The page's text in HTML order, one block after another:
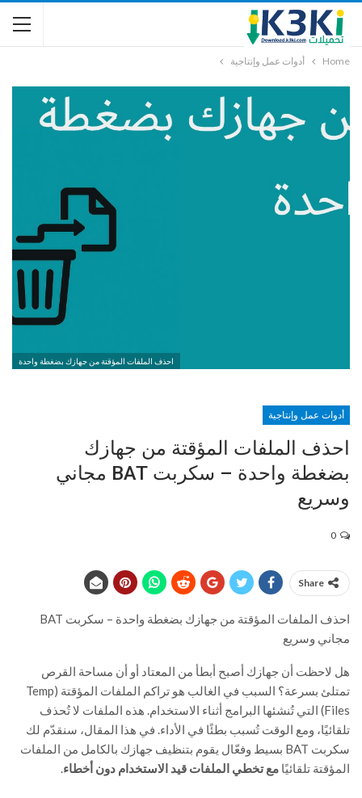
Home أدوات عمل وإنتاجية
احذف الملفات المؤقتة من جهازك بضغطة واحدة
أدوات عمل وإنتاجية
احذف الملفات المؤقتة من جهازك
بضغطة واحدة – سكربت BAT مجاني
وسريع
Share
احذف الملفات المؤقتة من جهازك بضغطة واحدة – سكربت BAT
مجاني وسريع
هل لاحظت أن جهازك أصبح أبطأ من المعتاد أو أن مساحة القرص
تمتلئ بسرعة؟ السبب في الغالب هو تراكم الملفات المؤقتة (Temp
Files) التي تُنشئها البرامج أثناء الاستخدام. هذه الملفات لا تُحذف
تلقائيًا، ومع الوقت تُسبب بطئًا في الأداء. في هذا المقال، سنقدّم لك
سكربت BAT بسيط وفعّال يقوم بتنظيف جهازك بالكامل من الملفات
المؤقتة تلقائيًا مع تخطي الملفات قيد الاستخدام دون أخطاء.